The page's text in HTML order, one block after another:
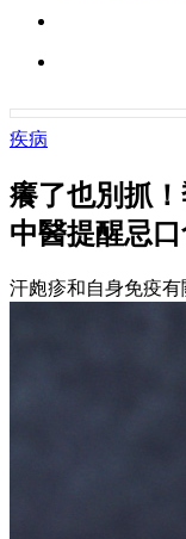
疾病
癢了也別抓
中醫提醒忌
汗皰疹和自身免疫有